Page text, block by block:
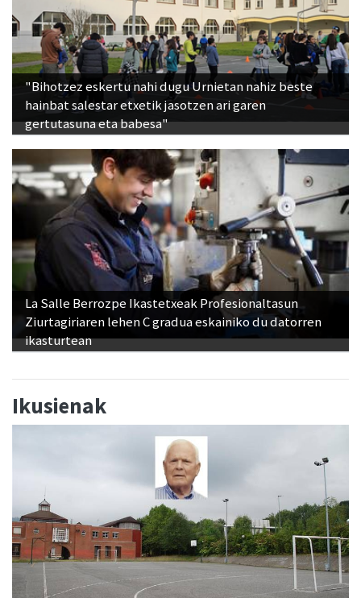
"Bihotzez eskertu nahi dugu Urnietan nahiz beste
hainbat salestar etxetik jasotzen ari garen
gertutasuna eta babesa"
La Salle Berrozpe Ikastetxeak Profesionaltasun
Ziurtagiriaren lehen C gradua eskainiko du datorren
ikasturtean